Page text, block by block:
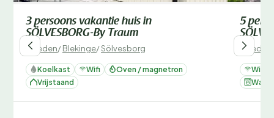
3 persoons vakantie huis in
SÖLVESBORG-By Traum
Zweden/Blekinge/Sölvesborg
Koelkast Wifi
Oven / magnetron
Vrijstaand
5
Zweden
Wifi